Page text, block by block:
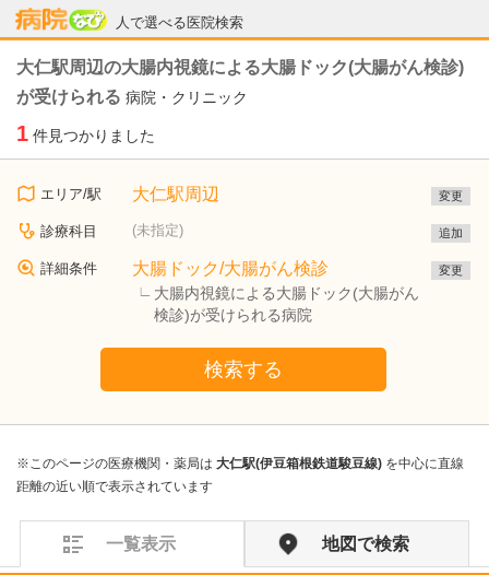
人で選べる医院検索
病院なび
大仁駅周辺の大腸内視鏡による大腸ドック(大腸がん検診)
が受けられる 病院・クリニック
1 件見つかりました
エリア/駅 大仁駅周辺 変更
診療科目 (未指定) 追加
詳細条件 大腸ドック/大腸がん検診
大腸内視鏡による大腸ドック(大腸がん
検診)が受けられる病院
変更
検索する
※このページの医療機関・薬局は 大仁駅(伊豆箱根鉄道駿豆線) を中心に直線
距離の近い順で表示されています
一覧表示 地図で検索